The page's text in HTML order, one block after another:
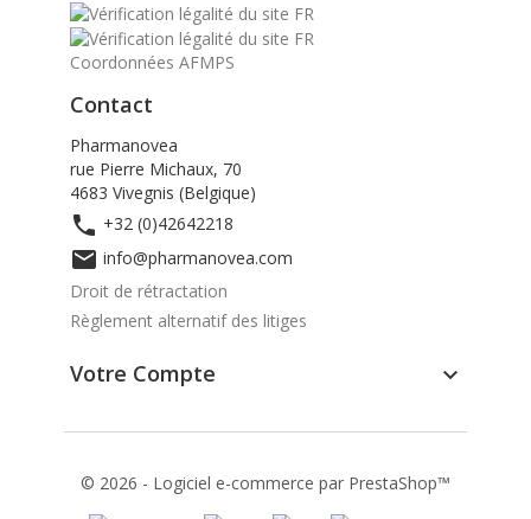
Coordonnées AFMPS
Contact
Pharmanovea
rue Pierre Michaux, 70
4683 Vivegnis (Belgique)
 +32 (0)42642218
 info@pharmanovea.com
Droit de rétractation
Règlement alternatif des litiges
Votre Compte 
© 2026 - Logiciel e-commerce par PrestaShop™